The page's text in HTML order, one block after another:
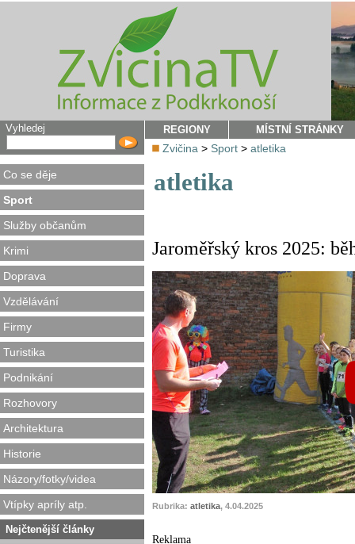
Vyhledej
Co se děje
Sport
Služby občanům
Krimi
Doprava
Vzdělávání
Firmy
Turistika
Podnikání
Rozhovory
Architektura
Historie
Názory/fotky/videa
Vtípky apríly atp.
Nejčtenější články
REGIONY MÍSTNÍ STRÁNKY
Zvičina > Sport > atletika
atletika
Jaroměřský kros 2025:
Rubrika: atletika, 4.04.2025
Reklama